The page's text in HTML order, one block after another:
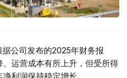
公司发布的2025年财务报
运营成本有所上升，但受所得